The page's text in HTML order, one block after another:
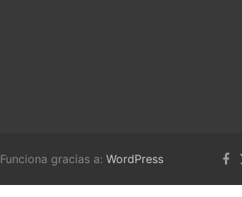
Funciona gracias a: WordPress